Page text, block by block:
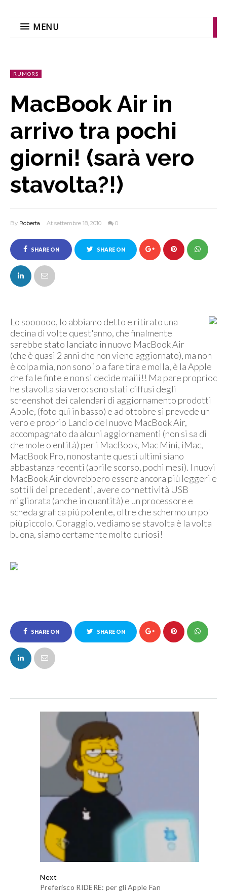
MENU
RUMORS
MacBook Air in
arrivo tra pochi
giorni! (sarà vero
stavolta?!)
By Roberta At settembre 18, 2010 0
SHARE ON
FACEBOOK
SHARE ON
Lo soooooo, lo abbiamo detto e ritirato una
decina di volte quest'anno, che finalmente
sarebbe stato lanciato in nuovo MacBook Air
(che è quasi 2 anni che non viene aggiornato), ma non
è colpa mia, non sono io a fare tira e molla, è la Apple
che fa le finte e non si decide maiii!! Ma pare proprioc
he stavolta sia vero: sono stati diffusi degli
screenshot dei calendari di aggiornamento prodotti
Apple, (foto qui in basso) e ad ottobre si prevede un
vero e proprio Lancio del nuovo MacBook Air,
accompagnato da alcuni aggiornamenti (non si sa di
che mole o entità) per i MacBook, Mac Mini, iMac,
MacBook Pro, nonostante questi ultimi siano
abbastanza recenti (aprile scorso, pochi mesi). I nuovi
MacBook Air dovrebbero essere ancora più leggeri e
sottili dei precedenti, avere connettività USB
migliorata (anche in quantità) e un processore e
scheda grafica più potente, oltre che schermo un po'
più piccolo. Coraggio, vediamo se stavolta è la volta
buona, siamo certamente molto curiosi!
SHARE ON
FACEBOOK
SHARE ON
Next
Preferisco RIDERE: per gli Apple Fan